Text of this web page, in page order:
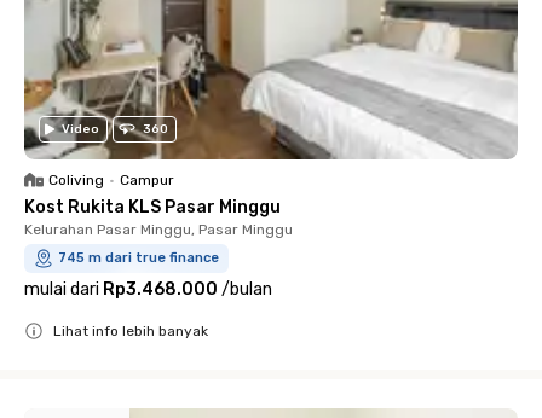
Video 360
Coliving • Campur
Kost Rukita KLS Pasar Minggu
Kelurahan Pasar Minggu, Pasar Minggu
745 m dari true finance
mulai dari Rp3.468.000 /bulan
Lihat info lebih banyak